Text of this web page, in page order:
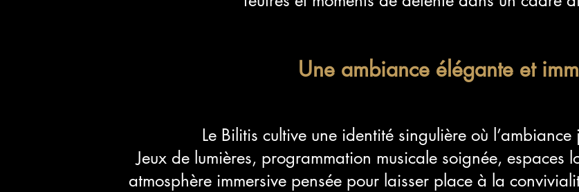
Une ambiance élégante et
Le Bilitis cultive une identité singulière où l’ambiance
Jeux de lumières, programmation musicale soignée, espaces
atmosphère immersive pensée pour laisser place à la